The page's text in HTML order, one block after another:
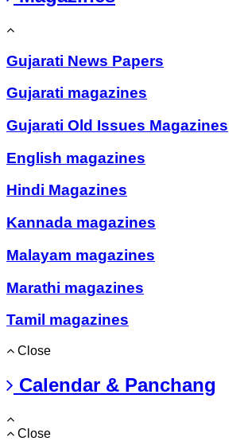
Gujarati News Papers
Gujarati magazines
Gujarati Old Issues Magazines
English magazines
Hindi Magazines
Kannada magazines
Malayam magazines
Marathi magazines
Tamil magazines
Close
Calendar & Panchang
Close